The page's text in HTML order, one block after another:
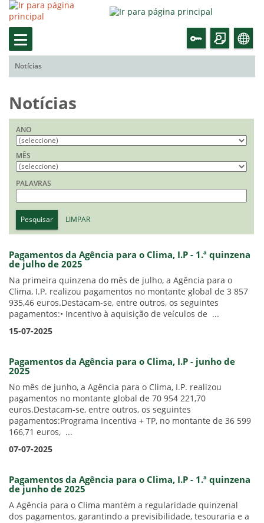
Notícias
Notícias
ANO
MÊS
PALAVRAS
Pesquisar LIMPAR
Pagamentos da Agência para o Clima, I.P - 1.ª quinzena
de julho de 2025
Na primeira quinzena do mês de julho, a Agência para o
Clima, I.P. realizou pagamentos no montante global de 3 857
935,46 euros.Destacam-se, entre outros, os seguintes
pagamentos:• Incentivo à aquisição de veículos de ...
15-07-2025
Pagamentos da Agência para o Clima, I.P - junho de
2025
No mês de junho, a Agência para o Clima, I.P. realizou
pagamentos no montante global de 70 954 221,70
euros.Destacam-se, entre outros, os seguintes
pagamentos:Programa Incentiva + TP, no montante de 36 599
166,71 euros, ...
07-07-2025
Pagamentos da Agência para o Clima, I.P - 1.ª quinzena
de junho de 2025
A Agência para o Clima mantém a regularidade quinzenal
dos pagamentos, garantindo a previsibilidade, tesouraria e a